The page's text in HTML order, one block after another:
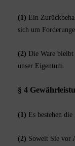
(1) Ein
sich um
(2) Die Ware
unser Eigentum.
§ 4
(1) Es bestehen
(2) Soweit Sie vor